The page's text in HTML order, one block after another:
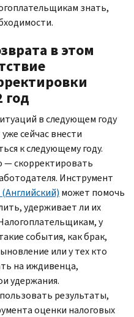
знать,
в этом
год
в следующем году
сейчас внести
к следующему году.
— скорректировать
Инструмент
может помочь
удерживает ли их
у
события, как брак,
или у тех кто
на иждивенца,
удержания.
результаты,
оценки налоговых